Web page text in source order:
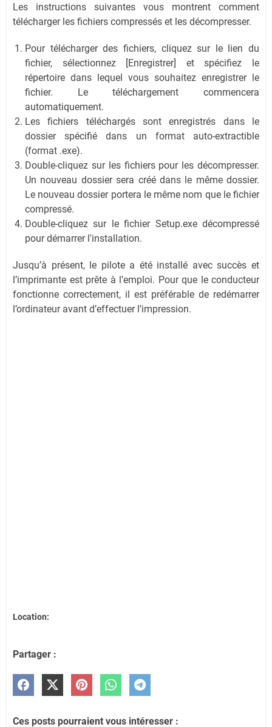
Les instructions suivantes vous montrent comment
télécharger les fichiers compressés et les décompresser.
Pour télécharger des fichiers, cliquez sur le lien du
fichier, sélectionnez [Enregistrer] et spécifiez le
répertoire dans lequel vous souhaitez enregistrer le
fichier. Le téléchargement commencera
automatiquement.
Les fichiers téléchargés sont enregistrés dans le
dossier spécifié dans un format auto-extractible
(format .exe).
Double-cliquez sur les fichiers pour les décompresser.
Un nouveau dossier sera créé dans le même dossier.
Le nouveau dossier portera le même nom que le fichier
compressé.
Double-cliquez sur le fichier Setup.exe décompressé
pour démarrer l'installation.
Jusqu’à présent, le pilote a été installé avec succès et
l’imprimante est prête à l’emploi. Pour que le conducteur
fonctionne correctement, il est préférable de redémarrer
l’ordinateur avant d’effectuer l’impression.
Location:
Partager :
Ces posts pourraient vous intéresser :